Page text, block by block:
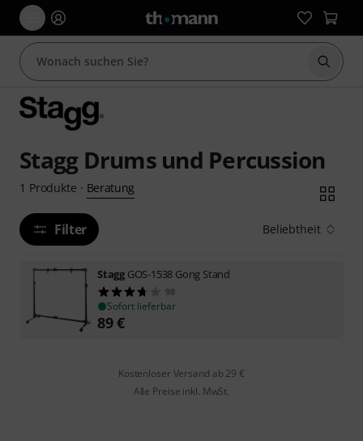
Suche
Stagg Drums und Percussion
1 Produkte · Beratung
Filter Beliebtheit
Stagg GOS-1538 Gong Stand
98
Sofort lieferbar
89€
Kostenloser Versand ab 29 €
Alle Preise inkl. MwSt.